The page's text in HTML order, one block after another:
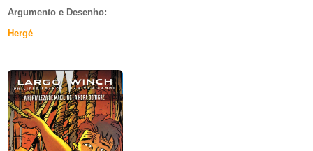
Argumento e Desenho:
Hergé